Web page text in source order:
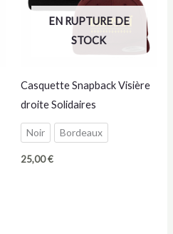
EN RUPTURE DE
STOCK
Casquette Snapback Visière
droite Solidaires
Noir Bordeaux
25,00€